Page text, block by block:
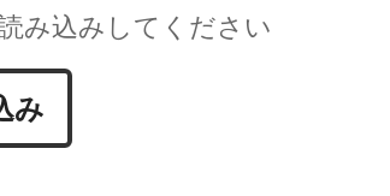
み込みしてください
み